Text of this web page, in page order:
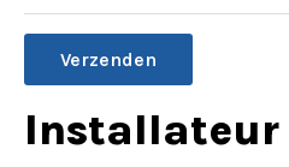
Alternative:
Installateur